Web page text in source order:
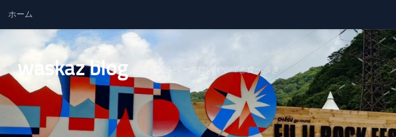
コンテンツへスキップ
ホーム
waskaz blog 南魚沼をベースにSKIやBIKEと食べ歩き